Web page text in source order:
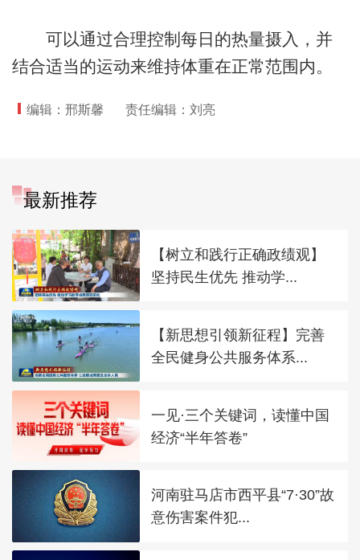
可以通过合理控制每日的热量摄入，并
结合适当的运动来维持体重在正常范围内。
编辑：邢斯馨 责任编辑：刘亮
最新推荐
【树立和践行正确政绩观】
坚持民生优先 推动学...
【新思想引领新征程】完善
全民健身公共服务体系...
一见·三个关键词，读懂中国
经济“半年答卷”
河南驻马店市西平县“7·30”故
意伤害案件犯...